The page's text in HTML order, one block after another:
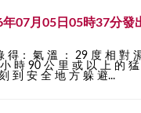
07月05日05時37分發
得： 氣 溫 ： 29 度 相 對
時 90 公 里 或 以 上 的
到 安 全 地 方 躲 避...